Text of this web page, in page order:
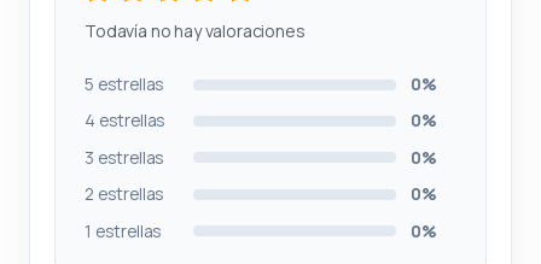
Todavía no hay valoraciones
5 estrellas
0%
4 estrellas
0%
3 estrellas
0%
2 estrellas
0%
1 estrellas
0%